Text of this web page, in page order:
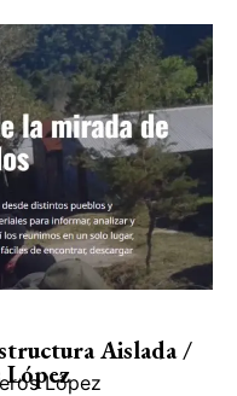
Aislada /
López